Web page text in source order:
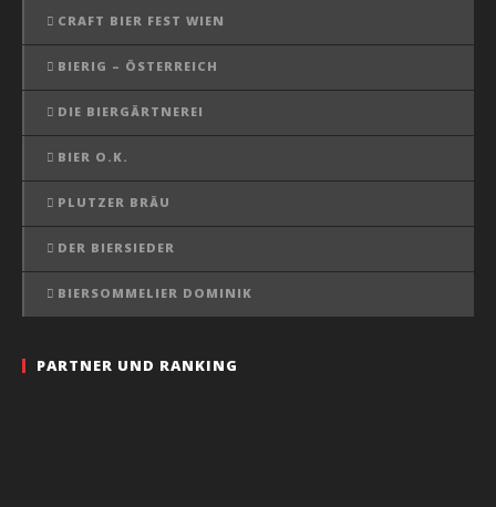
CRAFT BIER FEST WIEN
BIERIG – ÖSTERREICH
DIE BIERGÄRTNEREI
BIER O.K.
PLUTZER BRÄU
DER BIERSIEDER
BIERSOMMELIER DOMINIK
PARTNER UND RANKING